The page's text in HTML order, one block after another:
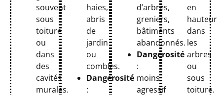
souvent
sous
toiture
ou
dans
des
cavités
murales.
haies,
abris
de
jardin
ou
combles.
Dangerosité
:
d’arbres,
greniers,
bâtiments
abandonnés.
Dangerosité
:
moins
agressif
en
hauteur
dans
les
arbres
ou
sous
toiture.